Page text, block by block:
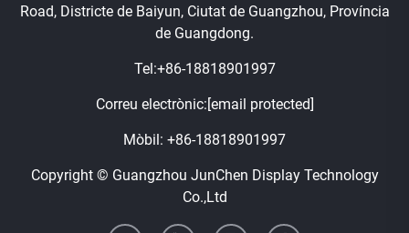
Road, Districte de Baiyun, Ciutat de Guangzhou, Província
de Guangdong.
Tel:+86-18818901997
Correu electrònic: [email protected]
Mòbil: +86-18818901997
Copyright © Guangzhou JunChen Display Technology
Co.,Ltd